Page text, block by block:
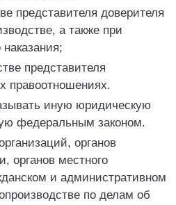
представителя доверителя
а также при
представителя
правоотношениях.
иную юридическую
федеральным законом.
органов
органов местного
и административном
по делам об